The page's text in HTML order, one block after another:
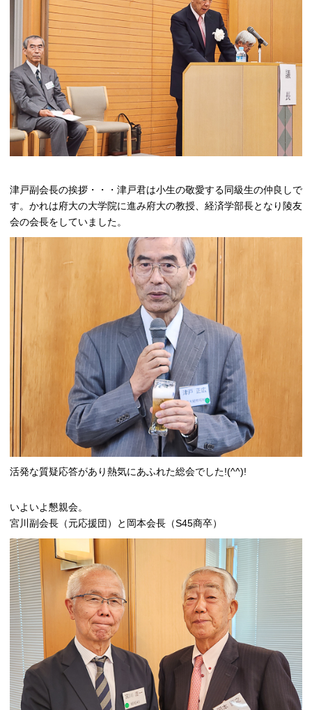
津戸副会長の挨拶・・・津戸君は小生の敬愛する同級生の仲良しで
す。かれは府大の大学院に進み府大の教授、経済学部長となり陵友
会の会長をしていました。
活発な質疑応答があり熱気にあふれた総会でした!(^^)!
いよいよ懇親会。
宮川副会長（元応援団）と岡本会長（S45商卒）